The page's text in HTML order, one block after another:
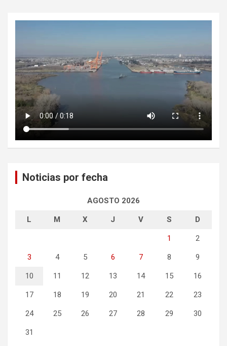
Noticias por fecha
AGOSTO 2026
L M X J V S D
1 2
3 4 5 6 7 8 9
10 11 12 13 14 15 16
17 18 19 20 21 22 23
24 25 26 27 28 29 30
31